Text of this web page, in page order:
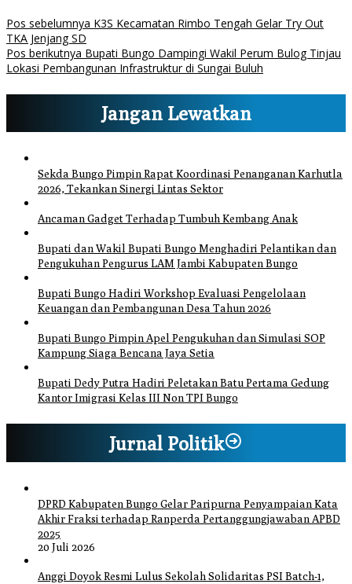
Pos sebelumnya K3S Kecamatan Rimbo Tengah Gelar Try Out
TKA Jenjang SD
Pos berikutnya Bupati Bungo Dampingi Wakil Perum Bulog Tinjau
Lokasi Pembangunan Infrastruktur di Sungai Buluh
Jangan Lewatkan
Sekda Bungo Pimpin Rapat Koordinasi Penanganan Karhutla
2026, Tekankan Sinergi Lintas Sektor
Ancaman Gadget Terhadap Tumbuh Kembang Anak
Bupati dan Wakil Bupati Bungo Menghadiri Pelantikan dan
Pengukuhan Pengurus LAM Jambi Kabupaten Bungo
Bupati Bungo Hadiri Workshop Evaluasi Pengelolaan
Keuangan dan Pembangunan Desa Tahun 2026
Bupati Bungo Pimpin Apel Pengukuhan dan Simulasi SOP
Kampung Siaga Bencana Jaya Setia
Bupati Dedy Putra Hadiri Peletakan Batu Pertama Gedung
Kantor Imigrasi Kelas III Non TPI Bungo
Jurnal Politik
DPRD Kabupaten Bungo Gelar Paripurna Penyampaian Kata
Akhir Fraksi terhadap Ranperda Pertanggungjawaban APBD
2025
20 Juli 2026
Anggi Doyok Resmi Lulus Sekolah Solidaritas PSI Batch-1,